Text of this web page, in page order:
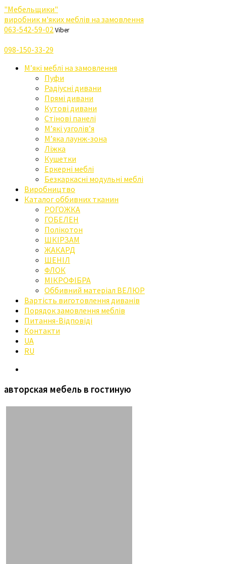
"Мебельщики"
виробник м'яких меблів на замовлення
063-542-59-02Viber
098-150-33-29
М’які меблі на замовлення
Пуфи
Радіусні дивани
Прямі дивани
Кутові дивани
Стінові панелі
М’які узголів’я
М’яка лаунж-зона
Ліжка
Кушетки
Еркерні меблі
Безкаркасні модульні меблі
Виробництво
Каталог оббивних тканин
РОГОЖКА
ГОБЕЛЕН
Полікотон
ШКІРЗАМ
ЖАКАРД
ШЕНІЛ
ФЛОК
МІКРОФІБРА
Оббивний матеріал ВЕЛЮР
Вартість виготовлення диванів
Порядок замовлення меблів
Питання-Відповіді
Контакти
UA
RU
авторская мебель в гостиную